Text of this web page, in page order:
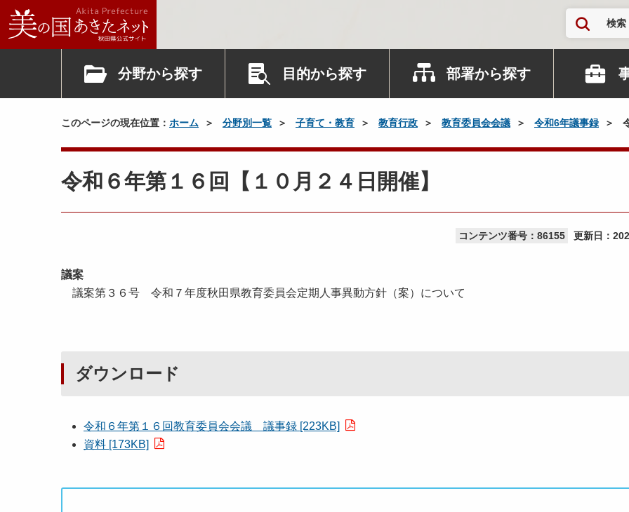
検索
分野から探す 目的から探す 部署から探す
このページの現在位置： ホーム 分野別一覧 子育て・教育 教育行政 教育委員会会議 令和6年議事録
令和６年第１６回【１０月２４日開催】
コンテンツ番号：86155 更新日：
議案
議案第３６号 令和７年度秋田県教育委員会定期人事異動方針（案）について
ダウンロード
令和６年第１６回教育委員会会議 議事録 [223KB]
資料 [173KB]